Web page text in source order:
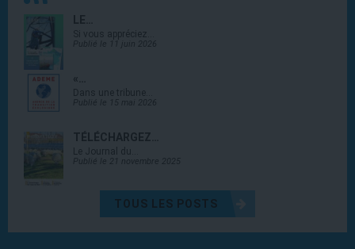
LE…
Si vous appréciez…
Publié le 11 juin 2026
«…
Dans une tribune…
Publié le 15 mai 2026
TÉLÉCHARGEZ…
Le Journal du…
Publié le 21 novembre 2025
TOUS LES POSTS